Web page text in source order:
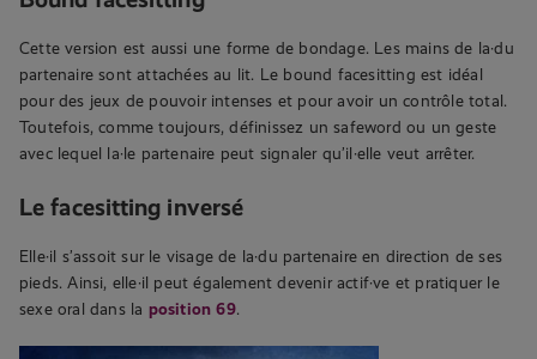
Cette version est aussi une forme de bondage. Les mains de la·du
partenaire sont attachées au lit. Le bound facesitting est idéal
pour des jeux de pouvoir intenses et pour avoir un contrôle total.
Toutefois, comme toujours, définissez un safeword ou un geste
avec lequel la·le partenaire peut signaler qu’il·elle veut arrêter.
Le facesitting inversé
Elle·il s’assoit sur le visage de la·du partenaire en direction de ses
pieds. Ainsi, elle·il peut également devenir actif·ve et pratiquer le
sexe oral dans la position 69.